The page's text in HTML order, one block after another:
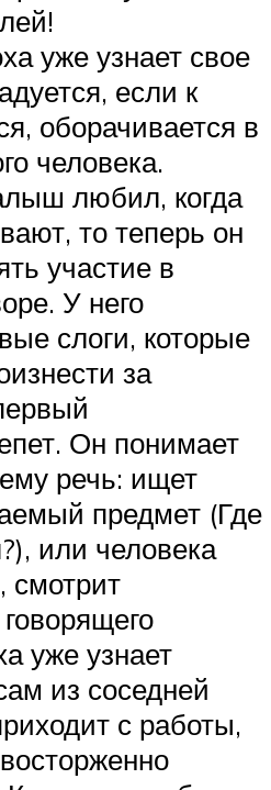
уже узнает свое
если к
оборачивается в
человека.
любил, когда
то теперь он
участие в
У него
слоги, которые
за
Он понимает
речь: ищет
предмет (Где
или человека
смотрит
уже узнает
из соседней
с работы,